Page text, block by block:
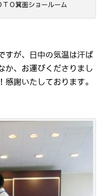
ＴＯ箕面ショールーム
すが、日中の気温は汗ば
か、お運びくださりまし
感謝いたしております。